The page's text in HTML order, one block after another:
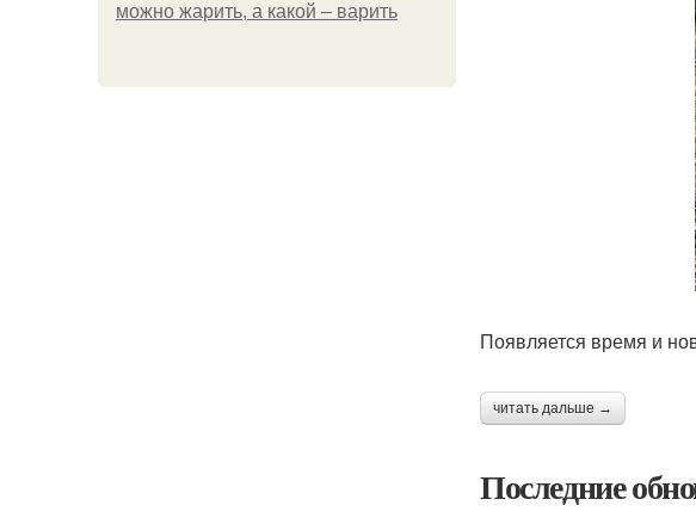
можно жарить, а какой – варить
Появляется время и
читать дальше →
Последние